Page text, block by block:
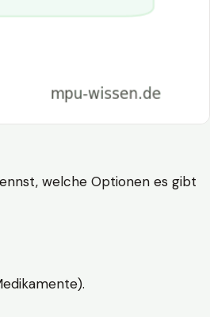
welche Optionen es gibt